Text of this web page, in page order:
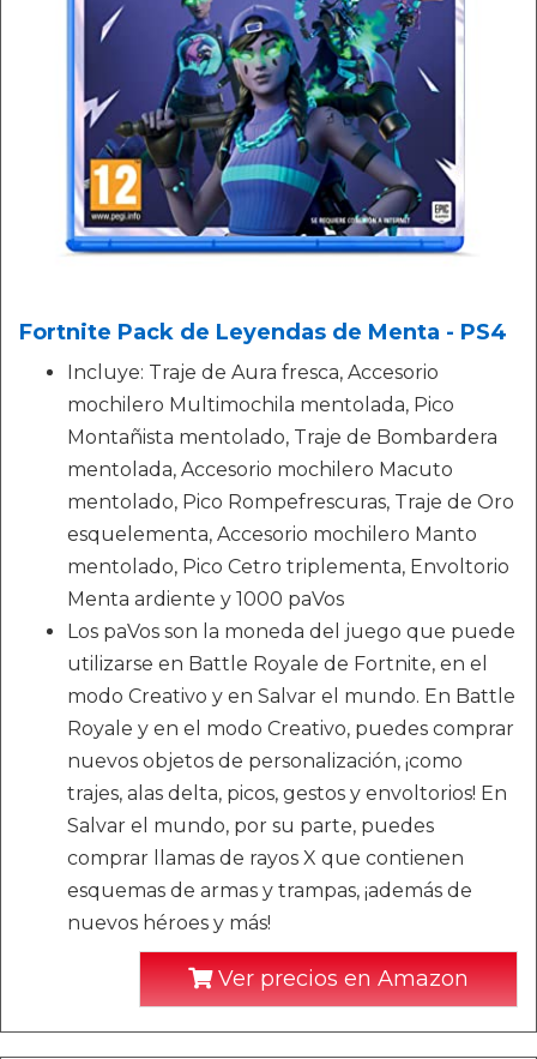
Fortnite Pack de Leyendas de Menta - PS4
Incluye: Traje de Aura fresca, Accesorio
mochilero Multimochila mentolada, Pico
Montañista mentolado, Traje de Bombardera
mentolada, Accesorio mochilero Macuto
mentolado, Pico Rompefrescuras, Traje de Oro
esquelementa, Accesorio mochilero Manto
mentolado, Pico Cetro triplementa, Envoltorio
Menta ardiente y 1000 paVos
Los paVos son la moneda del juego que puede
utilizarse en Battle Royale de Fortnite, en el
modo Creativo y en Salvar el mundo. En Battle
Royale y en el modo Creativo, puedes comprar
nuevos objetos de personalización, ¡como
trajes, alas delta, picos, gestos y envoltorios! En
Salvar el mundo, por su parte, puedes
comprar llamas de rayos X que contienen
esquemas de armas y trampas, ¡además de
nuevos héroes y más!
Ver precios en Amazon